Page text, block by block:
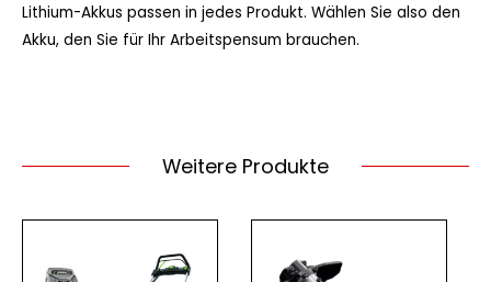
Lithium-Akkus passen in jedes Produkt. Wählen Sie also den
Akku, den Sie für Ihr Arbeitspensum brauchen.
Weitere Produkte